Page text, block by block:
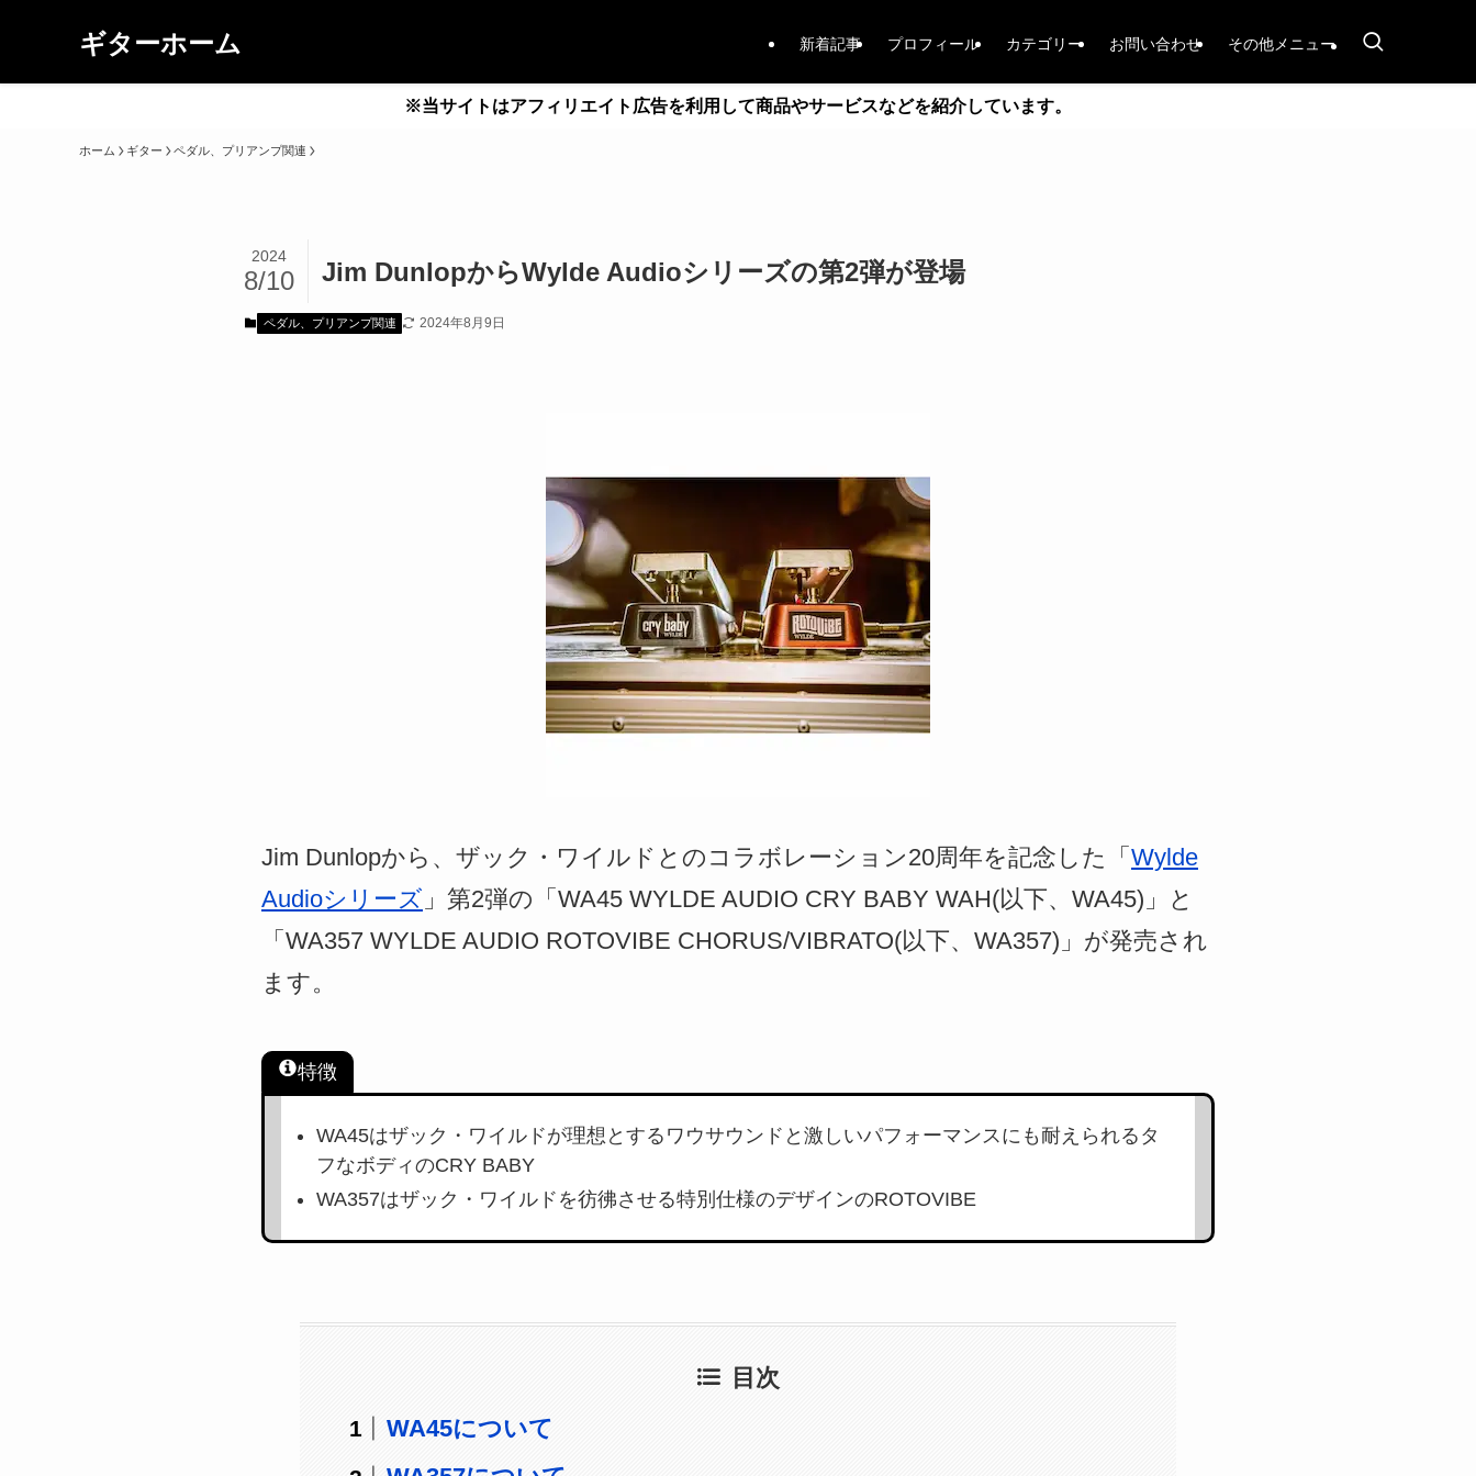
ギターホーム 新着記事 プロフィール カテゴリー お問い合わせ その他メニュー
※当サイトはアフィリエイト広告を利用して商品やサービスなどを紹介しています。
ホーム ギター ペダル、プリアンプ関連
Jim DunlopからWylde Audioシリーズの第2弾が登場
2024
8/10
ペダル、プリアンプ関連 2024年8月9日
Jim Dunlopから、ザック・ワイルドとのコラボレーション20周年を記念した「 Wylde
Audioシリーズ 」第2弾の「WA45 WYLDE AUDIO CRY BABY WAH(以下、WA45)」と
「WA357 WYLDE AUDIO ROTOVIBE CHORUS/VIBRATO(以下、WA357)」が発売され
ます。
特徴
WA45はザック・ワイルドが理想とするワウサウンドと激しいパフォーマンスにも耐えられるタ
フなボディのCRY BABY
WA357はザック・ワイルドを彷彿させる特別仕様のデザインのROTOVIBE
目次
WA45について